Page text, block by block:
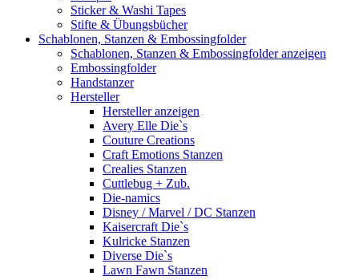
Sticker & Washi Tapes
Stifte & Übungsbücher
Schablonen, Stanzen & Embossingfolder
Schablonen, Stanzen & Embossingfolder anzeigen
Embossingfolder
Handstanzer
Hersteller
Hersteller anzeigen
Avery Elle Die`s
Couture Creations
Craft Emotions Stanzen
Crealies Stanzen
Cuttlebug + Zub.
Die-namics
Disney / Marvel / DC Stanzen
Kaisercraft Die`s
Kulricke Stanzen
Diverse Die`s
Lawn Fawn Stanzen